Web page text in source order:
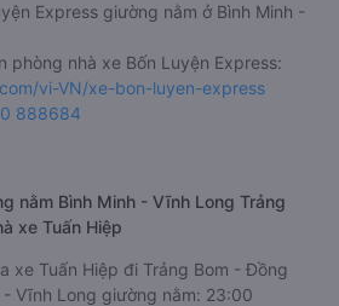
Express giường nằm ở Bình Minh -
phòng nhà xe Bốn Luyện Express:
vi-VN/xe-bon-luyen-express
888684
nằm Bình Minh - Vĩnh Long Trảng
xe Tuấn Hiệp
xe Tuấn Hiệp đi Trảng Bom - Đồng
- Vĩnh Long giường nằm: 23:00